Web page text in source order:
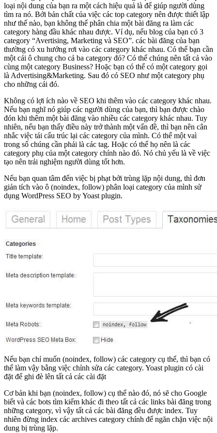
loại nội dung của bạn ra một cách hiệu quả là để giúp người dùng
tìm ra nó. Bởi bản chất của việc các top category nên được thiết lập
như thế nào, bạn không thể phân chia một bài đăng ra làm các
category hàng đầu khác nhau được. Ví dụ, nếu blog của bạn có 3
category “Avertising, Marketing và SEO”. các bài đăng của bạn
thường có xu hướng rơi vào các category khác nhau. Có thể bạn cần
một cái ô chung cho cả ba category đó? Có thể chúng nên tất cả vào
cùng một category Business? Hoặc bạn có thể có một category gọi
là Advertising&Marketing. Sau đó có SEO như một category phụ
cho những cái đó.
Không có lợi ích nào về SEO khi thêm vào các category khác nhau.
Nếu bạn nghĩ nó giúp các người dùng của bạn, thì bạn được chào
đón khi thêm một bài đăng vào nhiều các category khác nhau. Tuy
nhiên, nếu bạn thấy điều này trở thành một vấn đề, thì bạn nên cân
nhắc việc tái cấu trúc lại các category của mình. Có thể một vaì
trong số chúng cần phải là các tag. Hoặc có thể họ nên là các
category phụ của một category chính nào đó. Nó chủ yếu là về việc
tạo nên trải nghiệm người dùng tốt hơn.
Nếu bạn quan tâm đến việc bị phạt bởi trùng lặp nội dung, thì đơn
giản tích vào ô (noindex, follow) phân loại category của mình sử
dụng WordPress SEO by Yoast plugin.
Nếu bạn chỉ muốn (noindex, follow) các category cụ thể, thì bạn có
thể làm vậy bằng việc chỉnh sửa các category. Yoast plugin có cài
đặt để ghi đè lên tất cả các cài đặt
Cơ bản khi bạn (noindex, follow) cụ thể nào đó, nó sẽ cho Google
biết và các bots tìm kiếm khác đi theo tất cả các links bài đăng trong
những category, vì vậy tất cả các bài đăng đều được index. Tuy
nhiên đừng index các archives category chính để ngăn chặn việc nội
dung bị trùng lặp.